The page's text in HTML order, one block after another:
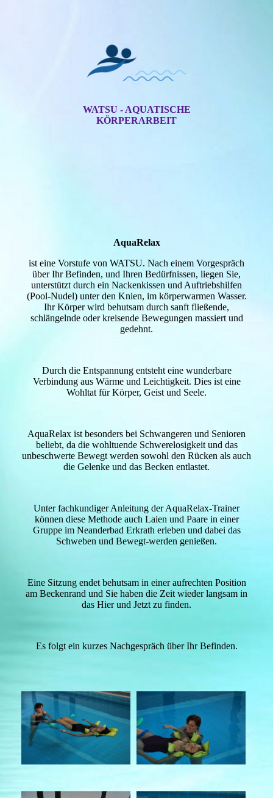
WATSU - AQUATISCHE
KÖRPERARBEIT
AquaRelax
ist eine Vorstufe von WATSU. Nach einem Vorgespräch
über Ihr Befinden, und Ihren Bedürfnissen, liegen Sie,
unterstützt durch ein Nackenkissen und Auftriebshilfen
(Pool-Nudel) unter den Knien, im körperwarmen Wasser.
Ihr Körper wird behutsam durch sanft fließende,
schlängelnde oder kreisende Bewegungen massiert und
gedehnt.
Durch die Entspannung entsteht eine wunderbare
Verbindung aus Wärme und Leichtigkeit. Dies ist eine
Wohltat für Körper, Geist und Seele.
AquaRelax ist besonders bei Schwangeren und Senioren
beliebt, da die wohltuende Schwerelosigkeit und das
unbeschwerte Bewegt werden sowohl den Rücken als auch
die Gelenke und das Becken entlastet.
Unter fachkundiger Anleitung der AquaRelax-Trainer
können diese Methode auch Laien und Paare in einer
Gruppe im Neanderbad Erkrath erleben und dabei das
Schweben und Bewegt-werden genießen.
Eine Sitzung endet behutsam in einer aufrechten Position
am Beckenrand und Sie haben die Zeit wieder langsam in
das Hier und Jetzt zu finden.
Es folgt ein kurzes Nachgespräch über Ihr Befinden.